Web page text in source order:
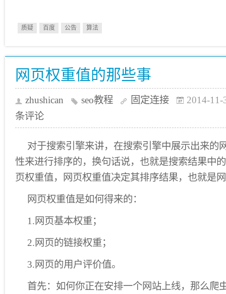
质疑 百度 公告 算法
网页权重值的那些事
zhushican seo教程 固定连接
2014-11-
条评论
对于搜索引擎来讲，在搜索引擎中展示出来的
性来进行排序的，换句话说，也就是搜索结果中
页权重值，网页权重值决定其排序结果，也就是
网页权重值是如何得来的：
1.网页基本权重；
2.网页的链接权重；
3.网页的用户评价值。
首先：如何你正在安排一个网站上线，那么爬